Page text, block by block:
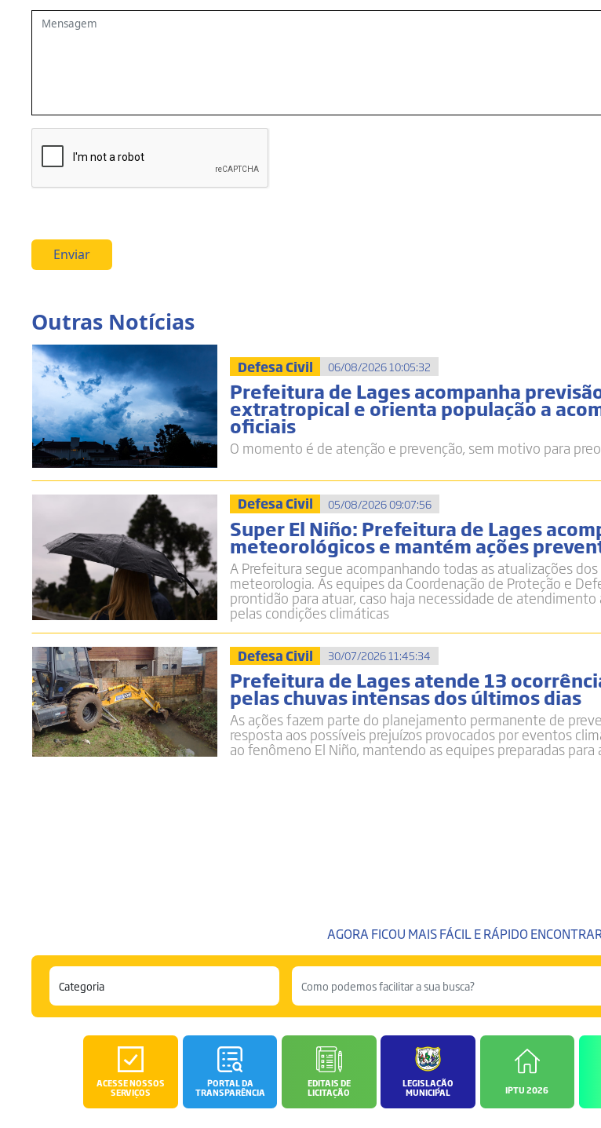
Enviar
Outras Notícias
Defesa Civil 06/08/2026 10:05:32
Prefeitura de Lages acompanha
extratropical e orienta população a
oficiais
O momento é de atenção e prevenção, sem motivo para
Defesa Civil 05/08/2026 09:07:56
Super El Niño: Prefeitura de Lages
meteorológicos e mantém ações
A Prefeitura segue acompanhando todas as atualizações
meteorologia. As equipes da Coordenação de Proteção e
prontidão para atuar, caso haja necessidade de atendimento
pelas condições climáticas
Defesa Civil 30/07/2026 11:45:34
Prefeitura de Lages atende 13
pelas chuvas intensas dos últimos dias
As ações fazem parte do planejamento permanente de
resposta aos possíveis prejuízos provocados por eventos
ao fenômeno El Niño, mantendo as equipes preparadas
AGORA FICOU MAIS FÁCIL E RÁPIDO
ACESSE NOSSOS
SERVIÇOS
PORTAL DA
TRANSPARÊNCIA
EDITAIS DE
LICITAÇÃO
LEGISLAÇÃO
MUNICIPAL
IPTU 2026